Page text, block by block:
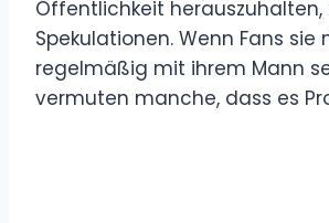
Öffentlichkeit herauszuhalten,
Spekulationen. Wenn Fans sie
regelmäßig mit ihrem Mann
vermuten manche, dass es